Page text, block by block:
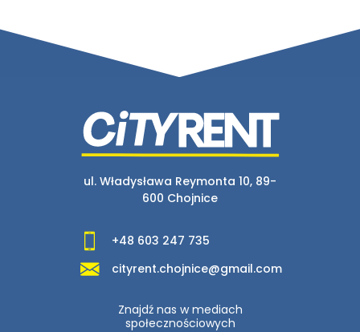
ul. Władysława Reymonta 10, 89-
600 Chojnice
+48 603 247 735
cityrent.chojnice@gmail.com
Znajdź nas w mediach
społecznościowych